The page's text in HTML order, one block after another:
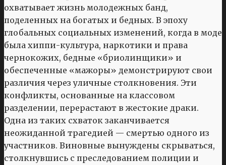
охватывает жизнь молодежных банд,
поделенных на богатых и бедных. В эпоху
глобальных социальных изменений, когда в моде
была хиппи-культура, наркотики и права
чернокожих, бедные «бриолинщики» и
обеспеченные «мажоры» демонстрируют свои
различия через уличные столкновения. Эти
конфликты, основанные на классовом
разделении, перерастают в жестокие драки.
Одна из таких схваток заканчивается
неожиданной трагедией — смертью одного из
участников. Виновные вынуждены скрываться,
столкнувшись с преследованием полиции и